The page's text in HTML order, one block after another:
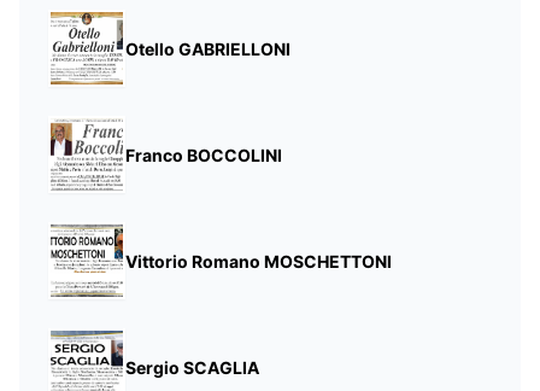
Otello GABRIELLONI
Franco BOCCOLINI
Vittorio Romano MOSCHETTONI
Sergio SCAGLIA